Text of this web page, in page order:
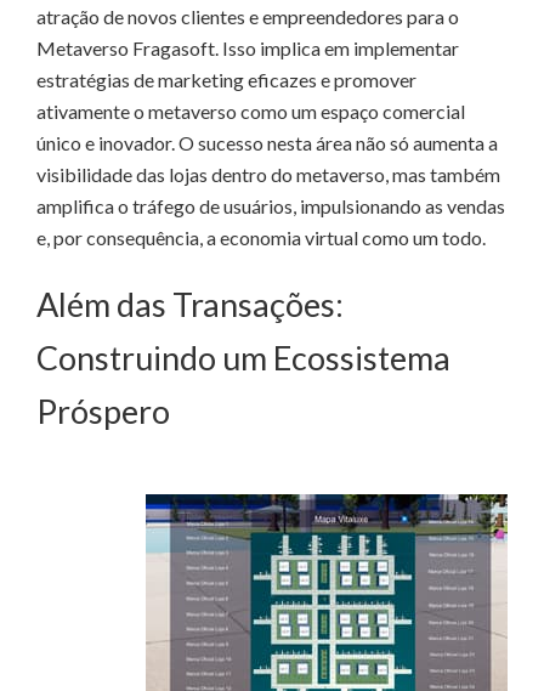
atração de novos clientes e empreendedores para o
Metaverso Fragasoft. Isso implica em implementar
estratégias de marketing eficazes e promover
ativamente o metaverso como um espaço comercial
único e inovador. O sucesso nesta área não só aumenta a
visibilidade das lojas dentro do metaverso, mas também
amplifica o tráfego de usuários, impulsionando as vendas
e, por consequência, a economia virtual como um todo.
Além das Transações:
Construindo um Ecossistema
Próspero